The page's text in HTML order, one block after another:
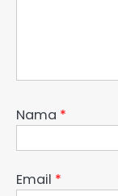
Nama *
Email *